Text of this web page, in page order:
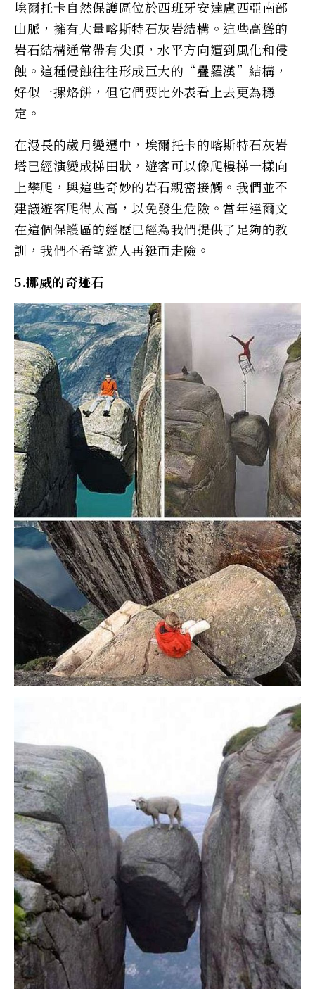
埃爾托卡自然保護區位於西班牙安達盧西亞南部
山脈，擁有大量喀斯特石灰岩結構。這些高聳的
岩石結構通常帶有尖頂，水平方向遭到風化和侵
蝕。這種侵蝕往往形成巨大的“疊羅漢”結構，
好似一摞烙餅，但它們要比外表看上去更為穩
定。
在漫長的歲月變遷中，埃爾托卡的喀斯特石灰岩
塔已經演變成梯田狀，遊客可以像爬樓梯一樣向
上攀爬，與這些奇妙的岩石親密接觸。我們並不
建議遊客爬得太高，以免發生危險。當年達爾文
在這個保護區的經歷已經為我們提供了足夠的教
訓，我們不希望遊人再鋌而走險。
5.挪威的奇迹石